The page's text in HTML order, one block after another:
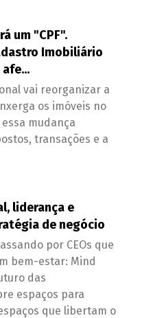
um "CPF".
Imobiliário
vai reorganizar a
os imóveis no
mudança
transações e a
liderança e
de negócio
por CEOs que
bem-estar: Mind
das
espaços para
que libertam o